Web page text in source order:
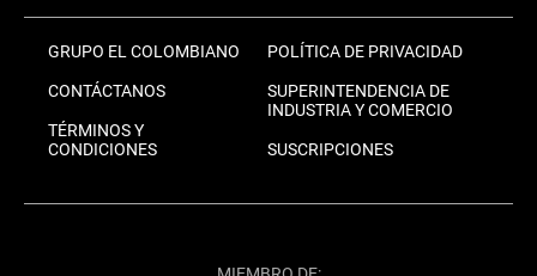
GRUPO EL COLOMBIANO
CONTÁCTANOS
TÉRMINOS Y
CONDICIONES
POLÍTICA DE PRIVACIDAD
SUPERINTENDENCIA DE
INDUSTRIA Y COMERCIO
SUSCRIPCIONES